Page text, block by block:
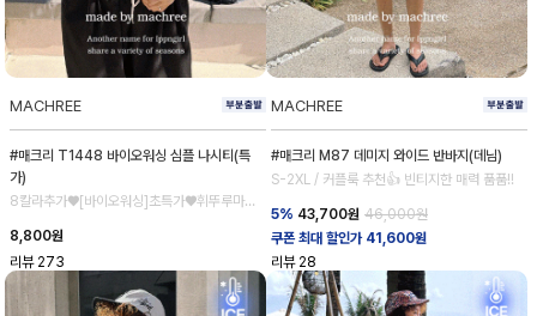
MACHREE
#매크리 T1448 바이오워싱 심플 나시티(특
가)
8칼라추가♥[바이오워싱]초특가♥휘뚜루마뚜
8,800원
리뷰 273
MACHREE
#매크리 M87 데미지 와이드 반바지(데님)
S-2XL / 커플룩 추천👍 빈티지한 매력 품품!!
5% 43,700원 46,000원
쿠폰 최대 할인가 41,600원
리뷰 28